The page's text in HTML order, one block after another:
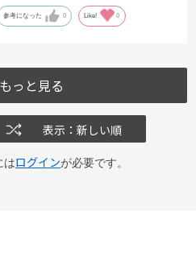
参考になった 0 Like! 0
もっと見る
表示：新しい順
はログインが必要です。